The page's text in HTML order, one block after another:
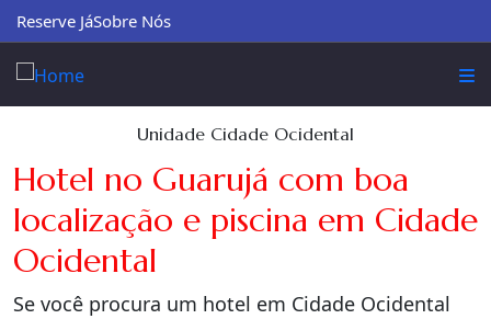
Reserve JáSobre Nós
Unidade Cidade Ocidental
Hotel no Guarujá com boa
localização e piscina em Cidade
Ocidental
Se você procura um hotel em Cidade Ocidental